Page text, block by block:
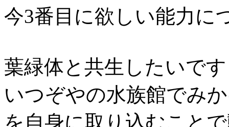
今3番目に欲しい能力に
葉緑体と共生したいで
いつぞやの水族館でみ
を自身に取り込むこと